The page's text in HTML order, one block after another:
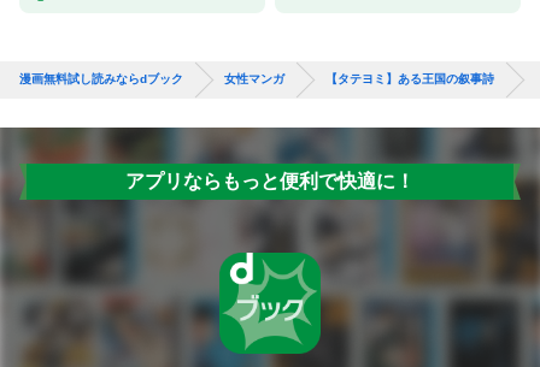
漫画無料試し読みならdブック 女性マンガ 【タテヨミ】ある王国の叙事詩
アプリならもっと便利で快適に！